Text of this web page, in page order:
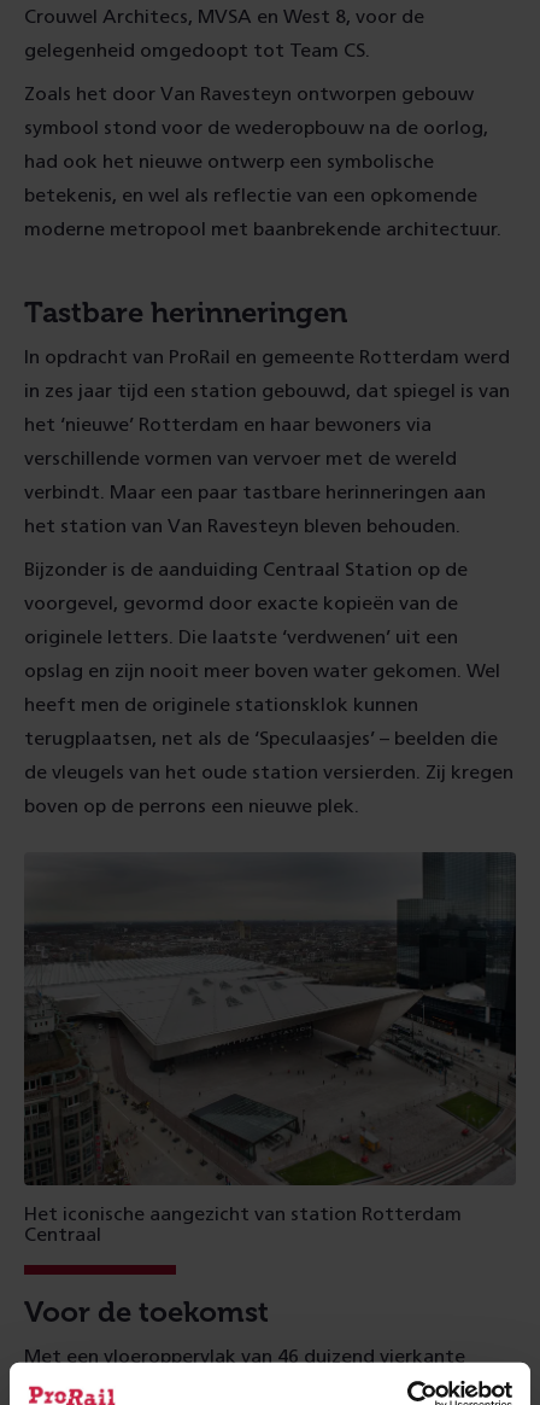
Crouwel Architecs, MVSA en West 8, voor de
gelegenheid omgedoopt tot Team CS.
Zoals het door Van Ravesteyn ontworpen gebouw
symbool stond voor de wederopbouw na de oorlog,
had ook het nieuwe ontwerp een symbolische
betekenis, en wel als reflectie van een opkomende
moderne metropool met baanbrekende architectuur.
Tastbare herinneringen
In opdracht van ProRail en gemeente Rotterdam werd
in zes jaar tijd een station gebouwd, dat spiegel is van
het ‘nieuwe’ Rotterdam en haar bewoners via
verschillende vormen van vervoer met de wereld
verbindt. Maar een paar tastbare herinneringen aan
het station van Van Ravesteyn bleven behouden.
Bijzonder is de aanduiding Centraal Station op de
voorgevel, gevormd door exacte kopieën van de
originele letters. Die laatste ‘verdwenen’ uit een
opslag en zijn nooit meer boven water gekomen. Wel
heeft men de originele stationsklok kunnen
terugplaatsen, net als de ‘Speculaasjes’ – beelden die
de vleugels van het oude station versierden. Zij kregen
boven op de perrons een nieuwe plek.
Het iconische aangezicht van station Rotterdam
Centraal
Voor de toekomst
Met een vloeroppervlak van 46 duizend vierkante
meter is het gebouw ingesteld op groei en klaar voor